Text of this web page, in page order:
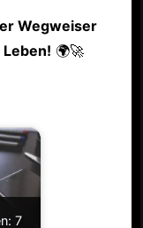
Wegweiser
🌍🚀
7